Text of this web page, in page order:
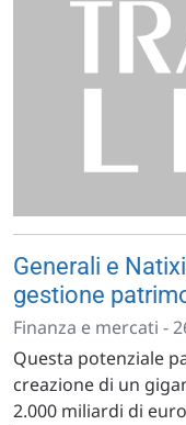
Generali e
gestione
Finanza e mercati -
Questa potenziale
creazione di un
2.000 miliardi di